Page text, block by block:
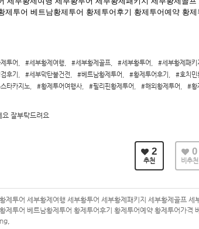
투어 #세부황제여행 #세부황제골프 #세부황투어 #세부황제패키
후기
#세부막탄불건전 #베트남황제투어 #황제투어후기 #호치민
타카지노
#황제투어여행사, #필리핀황제투어 #해외황제투어 #황
요 잘부탁드려요
2
추천
0
비추천
제투어 세부황제여행 세부황투어 세부황제패키지 세부황제골프
제투어 베트남황제투어 황제투어후기 황제투어예약 황제투어가격